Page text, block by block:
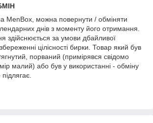
MenBox, можна повернути / обміняти
днів з моменту його отримання.
здійснюється за умови дбайливої
цілісності бирки. Товар який був
порваний (примірявся свідомо
малий) або був у використанні - обміну